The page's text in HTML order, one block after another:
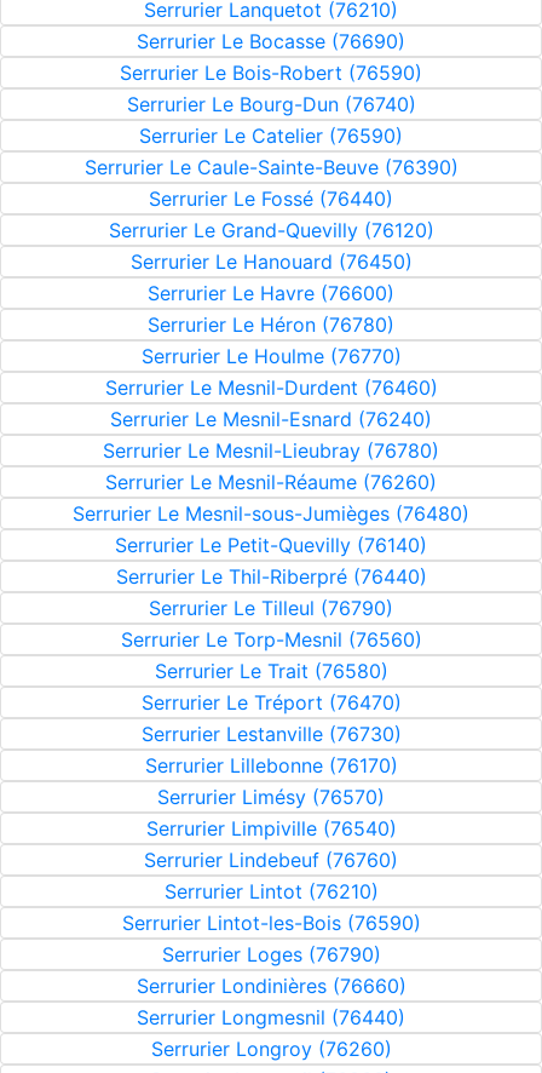
Serrurier Lanquetot (76210)
Serrurier Le Bocasse (76690)
Serrurier Le Bois-Robert (76590)
Serrurier Le Bourg-Dun (76740)
Serrurier Le Catelier (76590)
Serrurier Le Caule-Sainte-Beuve (76390)
Serrurier Le Fossé (76440)
Serrurier Le Grand-Quevilly (76120)
Serrurier Le Hanouard (76450)
Serrurier Le Havre (76600)
Serrurier Le Héron (76780)
Serrurier Le Houlme (76770)
Serrurier Le Mesnil-Durdent (76460)
Serrurier Le Mesnil-Esnard (76240)
Serrurier Le Mesnil-Lieubray (76780)
Serrurier Le Mesnil-Réaume (76260)
Serrurier Le Mesnil-sous-Jumièges (76480)
Serrurier Le Petit-Quevilly (76140)
Serrurier Le Thil-Riberpré (76440)
Serrurier Le Tilleul (76790)
Serrurier Le Torp-Mesnil (76560)
Serrurier Le Trait (76580)
Serrurier Le Tréport (76470)
Serrurier Lestanville (76730)
Serrurier Lillebonne (76170)
Serrurier Limésy (76570)
Serrurier Limpiville (76540)
Serrurier Lindebeuf (76760)
Serrurier Lintot (76210)
Serrurier Lintot-les-Bois (76590)
Serrurier Loges (76790)
Serrurier Londinières (76660)
Serrurier Longmesnil (76440)
Serrurier Longroy (76260)